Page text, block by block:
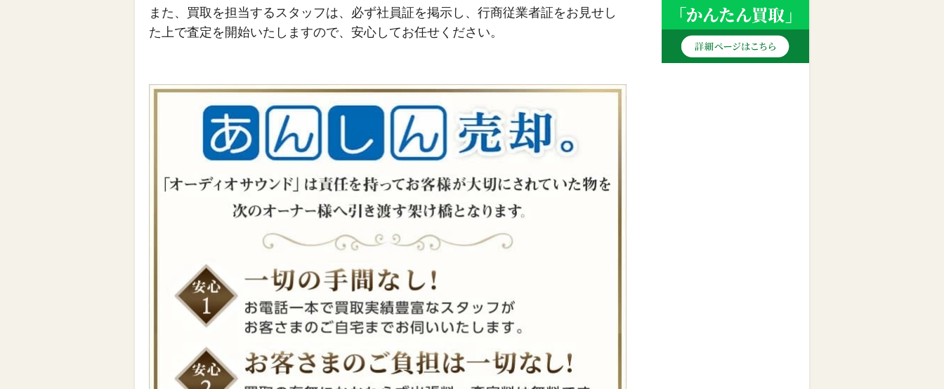
また、買取を担当するスタッフは、必ず社員証を掲示し、行商従業者証をお見せし
た上で査定を開始いたしますので、安心してお任せください。